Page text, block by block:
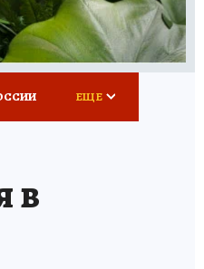
ЕЩЕ
в